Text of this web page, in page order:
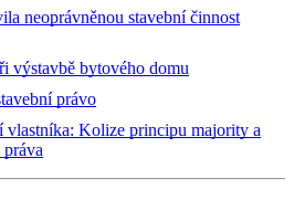
neoprávněnou stavební činnost
výstavbě bytového domu
právo
vlastníka: Kolize principu majority a